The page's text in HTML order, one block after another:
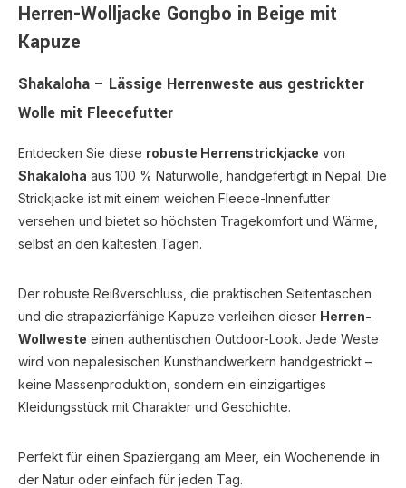
Herren-Wolljacke Gongbo in Beige mit
Kapuze
Shakaloha – Lässige Herrenweste aus gestrickter
Wolle mit Fleecefutter
Entdecken Sie diese robuste Herrenstrickjacke von
Shakaloha aus 100 % Naturwolle, handgefertigt in Nepal. Die
Strickjacke ist mit einem weichen Fleece-Innenfutter
versehen und bietet so höchsten Tragekomfort und Wärme,
selbst an den kältesten Tagen.
Der robuste Reißverschluss, die praktischen Seitentaschen
und die strapazierfähige Kapuze verleihen dieser Herren-
Wollweste einen authentischen Outdoor-Look. Jede Weste
wird von nepalesischen Kunsthandwerkern handgestrickt –
keine Massenproduktion, sondern ein einzigartiges
Kleidungsstück mit Charakter und Geschichte.
Perfekt für einen Spaziergang am Meer, ein Wochenende in
der Natur oder einfach für jeden Tag.